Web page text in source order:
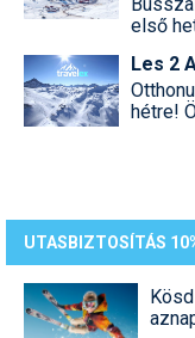
első
Les 2
hétre!
UTASBIZTOSÍTÁS